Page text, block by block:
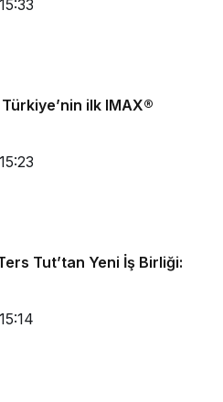
ilk IMAX®
Tut’tan Yeni İş Birliği: